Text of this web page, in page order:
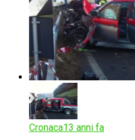
Cronaca13 anni fa